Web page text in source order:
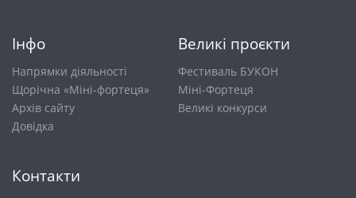
Інфо
Напрямки діяльності
Щорічна «Міні-фортеця»
Архів сайту
Довiдка
Великі проєкти
Фестиваль БУКОН
Міні-Фортеця
Великі конкурси
Контакти